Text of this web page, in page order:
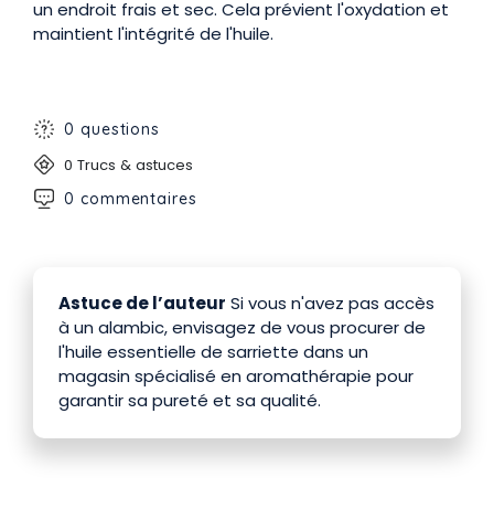
un endroit frais et sec. Cela prévient l'oxydation et
maintient l'intégrité de l'huile.
0 questions
0 Trucs & astuces
0 commentaires
Astuce de l’auteur Si vous n'avez pas accès
à un alambic, envisagez de vous procurer de
l'huile essentielle de sarriette dans un
magasin spécialisé en aromathérapie pour
garantir sa pureté et sa qualité.